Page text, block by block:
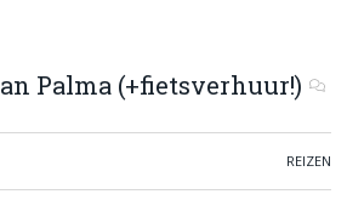
Palma (+fietsverhuur!)
REIZEN